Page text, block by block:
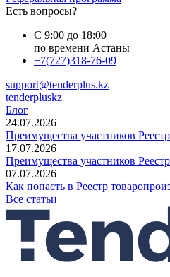
Есть вопросы?
С 9:00 до 18:00
по времени Астаны
+7(727)318-76-09
support@tenderplus.kz
tenderpluskz
Блог
24.07.2026
Преимущества участников
17.07.2026
Преимущества участников
07.07.2026
Как попасть в Реестр
Все статьи